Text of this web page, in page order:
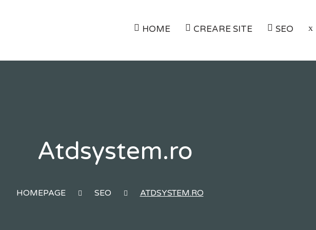
HOME CREARE SITE SEO
Atdsystem.ro
HOMEPAGE SEO ATDSYSTEM.RO